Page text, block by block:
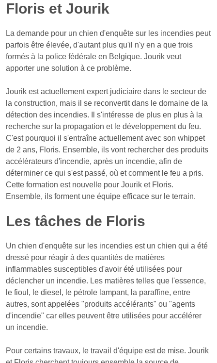
Floris et Jourik
La demande pour un chien d'enquête sur les incendies peut
parfois être élevée, d'autant plus qu'il n'y en a que trois
formés à la police fédérale en Belgique. Jourik veut
apporter une solution à ce problème.
Jourik est actuellement expert judiciaire dans le secteur de
la construction, mais il se reconvertit dans le domaine de la
détection des incendies. Il s'intéresse de plus en plus à la
recherche sur la propagation et le développement du feu.
C'est pourquoi il s'entraîne actuellement avec son whippet
de 2 ans, Floris. Ensemble, ils vont rechercher des produits
accélérateurs d'incendie, après un incendie, afin de
déterminer ce qui s'est passé, où et comment le feu a pris.
Cette formation est nouvelle pour Jourik et Floris.
Ensemble, ils forment une équipe efficace sur le terrain.
Les tâches de Floris
Un chien d'enquête sur les incendies est un chien qui a été
dressé pour réagir à des quantités de matières
inflammables susceptibles d'avoir été utilisées pour
déclencher un incendie. Les matières telles que l'essence,
le fioul, le diesel, le pétrole lampant, la paraffine, entre
autres, sont appelées "produits accélérants" ou "agents
d'incendie" car elles peuvent être utilisées pour accélérer
un incendie.
Pour certains travaux, le travail d'équipe est de mise. Jourik